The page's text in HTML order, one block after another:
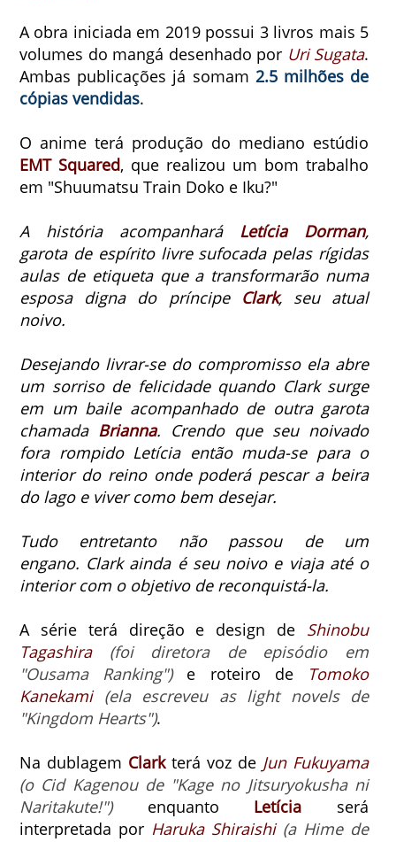
A obra iniciada em 2019 possui 3 livros mais 5
volumes do mangá desenhado por Uri Sugata.
Ambas publicações já somam 2.5 milhões de
cópias vendidas.
O anime terá produção do mediano estúdio
EMT Squared, que realizou um bom trabalho
em "Shuumatsu Train Doko e Iku?"
A história acompanhará Letícia Dorman,
garota de espírito livre sufocada pelas rígidas
aulas de etiqueta que a transformarão numa
esposa digna do príncipe Clark, seu atual
noivo.
Desejando livrar-se do compromisso ela abre
um sorriso de felicidade quando Clark surge
em um baile acompanhado de outra garota
chamada Brianna. Crendo que seu noivado
fora rompido Letícia então muda-se para o
interior do reino onde poderá pescar a beira
do lago e viver como bem desejar.
Tudo entretanto não passou de um
engano. Clark ainda é seu noivo e viaja até o
interior com o objetivo de reconquistá-la.
A série terá direção e design de Shinobu
Tagashira
(foi diretora de episódio em
"Ousama Ranking")e roteiro de
Tomoko
Kanekami (ela escreveu as light novels de
"Kingdom Hearts").
Na dublagem Clarkterá voz de Jun Fukuyama
(o Cid Kagenou de "Kage no Jitsuryokusha ni
Naritakute!")enquanto Letícia será
interpretada por Haruka Shiraishi (a Hime de